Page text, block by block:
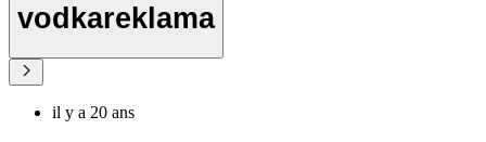
vodkareklama
il y a 20 ans